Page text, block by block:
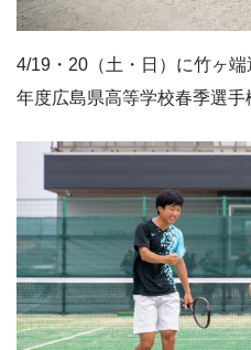
4/19・20（土・日）に竹ヶ
年度広島県高等学校春季選手